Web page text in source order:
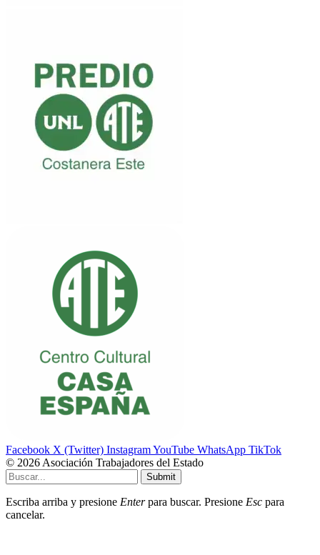
Facebook X (Twitter) InstagramYouTube WhatsApp TikTok
© 2026 Asociación Trabajadores del Estado
Submit
Escriba arriba y presione Enterpara buscar. Presione Esc para
cancelar.